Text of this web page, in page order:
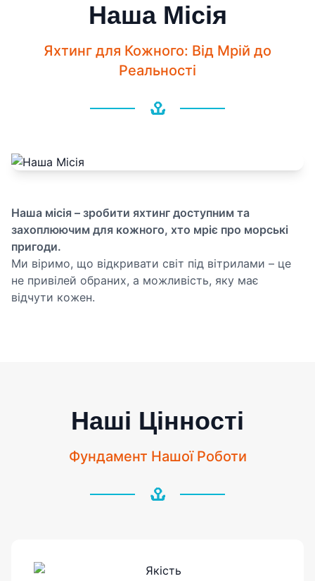
Наша Місія
Яхтинг для Кожного: Від Мрій до
Реальності
Наша місія – зробити яхтинг доступним та
захоплюючим для кожного, хто мріє про морські
пригоди.
Ми віримо, що відкривати світ під вітрилами – це
не привілей обраних, а можливість, яку має
відчути кожен.
Наші Цінності
Фундамент Нашої Роботи